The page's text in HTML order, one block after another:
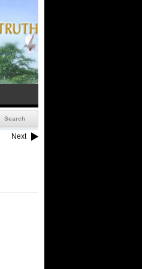
Next